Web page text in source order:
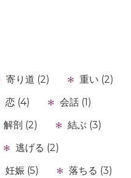
寄り道 (2)
重い (2)
恋 (4)
会話 (1)
解剖 (2)
結ぶ (3)
逃げる (2)
妊娠 (5)
落ちる (3)